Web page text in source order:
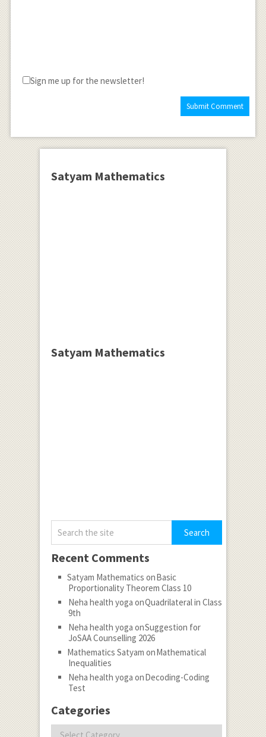
Sign me up for the newsletter!
Satyam Mathematics
Satyam Mathematics
Recent Comments
Satyam Mathematics onBasic
Proportionality Theorem Class 10
Neha health yoga onQuadrilateral in Class
9th
Neha health yoga onSuggestion for
JoSAA Counselling 2026
Mathematics Satyam onMathematical
Inequalities
Neha health yoga onDecoding-Coding
Test
Categories
Categories